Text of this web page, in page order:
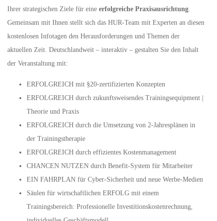
Ihrer strategischen Ziele für eine erfolgreiche Praxisausrichtung.
Gemeinsam mit Ihnen stellt sich das HUR-Team mit Experten an diesen
kostenlosen Infotagen den Herausforderungen und Themen der
aktuellen Zeit. Deutschlandweit – interaktiv – gestalten Sie den Inhalt
der Veranstaltung mit:
ERFOLGREICH mit §20-zertifizierten Konzepten
ERFOLGREICH durch zukunftsweisendes Trainingsequipment |
Theorie und Praxis
ERFOLGREICH durch die Umsetzung von 2-Jahresplänen in
der Trainingstherapie
ERFOLGREICH durch effizientes Kostenmanagement
CHANCEN NUTZEN durch Benefit-System für Mitarbeiter
EIN FAHRPLAN für Cyber-Sicherheit und neue Werbe-Medien
Säulen für wirtschaftlichen ERFOLG mit einem
Trainingsbereich: Professionelle Investitionskostenrechnung,